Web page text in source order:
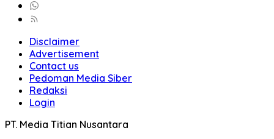
Disclaimer
Advertisement
Contact us
Pedoman Media Siber
Redaksi
Login
PT. Media Titian Nusantara